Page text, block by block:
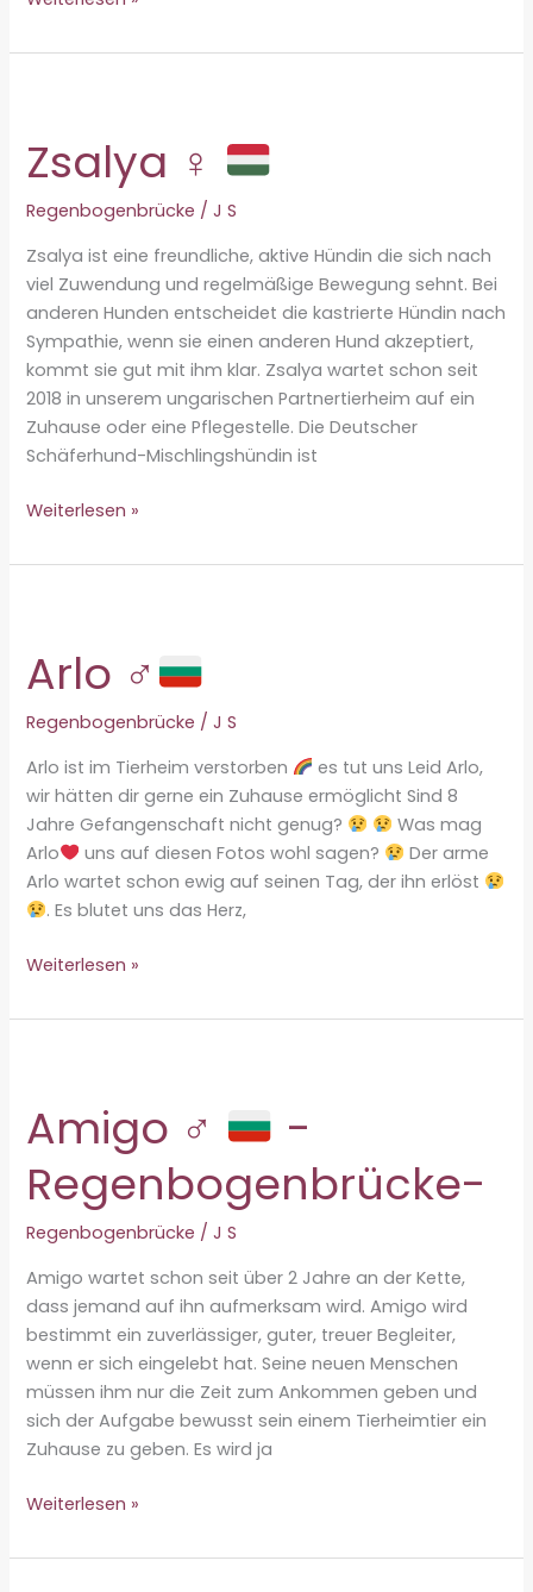
Zsalya ♀
Regenbogenbrücke /J S
Zsalya ist eine freundliche, aktive Hündin die sich nach
viel Zuwendung und regelmäßige Bewegung sehnt. Bei
anderen Hunden entscheidet die kastrierte Hündin nach
Sympathie, wenn sie einen anderen Hund akzeptiert,
kommt sie gut mit ihm klar. Zsalya wartet schon seit
2018 in unserem ungarischen Partnertierheim auf ein
Zuhause oder eine Pflegestelle. Die Deutscher
Schäferhund-Mischlingshündin ist
Zsalya
Weiterlesen »
Arlo ♂
Regenbogenbrücke /J S
Arlo ist im Tierheim verstorben
es tut uns Leid Arlo,
wir hätten dir gerne ein Zuhause ermöglicht Sind 8
Jahre Gefangenschaft nicht genug?
Was mag
Arlo
uns auf diesen Fotos wohl sagen?
Der arme
Arlo wartet schon ewig auf seinen Tag, der ihn erlöst
. Es blutet uns das Herz,
Arlo
Weiterlesen »
Amigo ♂
-
Regenbogenbrücke-
Regenbogenbrücke /J S
Amigo wartet schon seit über 2 Jahre an der Kette,
dass jemand auf ihn aufmerksam wird. Amigo wird
bestimmt ein zuverlässiger, guter, treuer Begleiter,
wenn er sich eingelebt hat. Seine neuen Menschen
müssen ihm nur die Zeit zum Ankommen geben und
sich der Aufgabe bewusst sein einem Tierheimtier ein
Zuhause zu geben. Es wird ja
Amigo
Weiterlesen »